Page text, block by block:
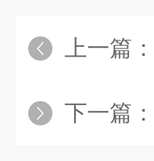
上一篇：
下一篇：